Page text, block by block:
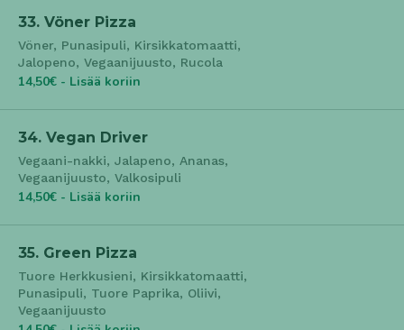
33. Vöner Pizza
Vöner, Punasipuli, Kirsikkatomaatti,
Jalopeno, Vegaanijuusto, Rucola
14,50€ - Lisää koriin
34. Vegan Driver
Vegaani-nakki, Jalapeno, Ananas,
Vegaanijuusto, Valkosipuli
14,50€ - Lisää koriin
35. Green Pizza
Tuore Herkkusieni, Kirsikkatomaatti,
Punasipuli, Tuore Paprika, Oliivi,
Vegaanijuusto